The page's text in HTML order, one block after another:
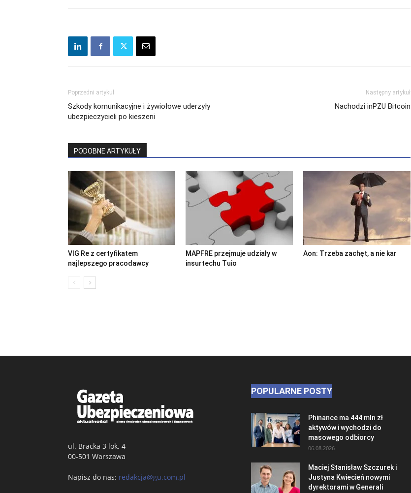
Poprzedni artykuł
Szkody komunikacyjne i żywiołowe uderzyły
ubezpieczycieli po kieszeni
Następny artykuł
Nachodzi inPZU Bitcoin
PODOBNE ARTYKUŁY
VIG Re z certyfikatem
najlepszego pracodawcy
MAPFRE przejmuje udziały w
insurtechu Tuio
Aon: Trzeba zachęt, a nie kar
ul. Bracka 3 lok. 4
00-501 Warszawa
Napisz do nas: redakcja@gu.com.pl
POPULARNE POSTY
Phinance ma 444 mln zł
aktywów i wychodzi do
masowego odbiorcy
06.08.2026
Maciej Stanisław Szczurek i
Justyna Kwiecień nowymi
dyrektorami w Generali